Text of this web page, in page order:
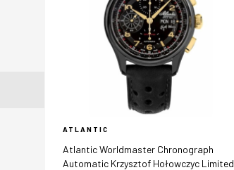
ATLANTIC
Atlantic Worldmaster Chronograph
Automatic Krzysztof Hołowczyc Limited